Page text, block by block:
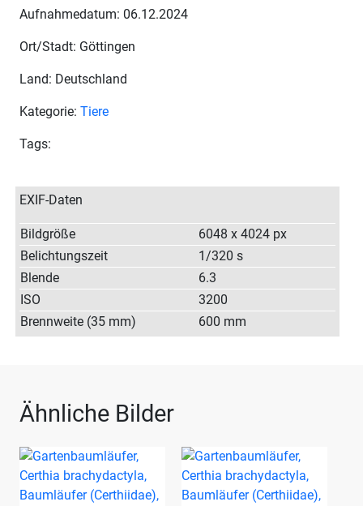
Aufnahmedatum: 06.12.2024
Ort/Stadt: Göttingen
Land: Deutschland
Kategorie: Tiere
Tags:
EXIF-Daten
Bildgröße
6048 x 4024 px
Belichtungszeit
1/320 s
Blende
6.3
ISO
3200
Brennweite (35 mm)
600 mm
Ähnliche Bilder